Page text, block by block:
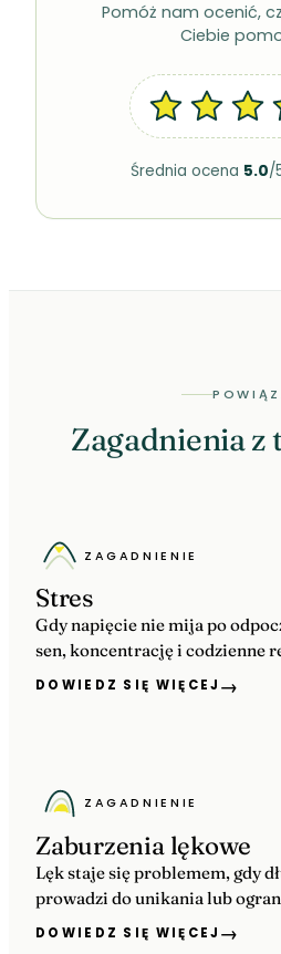
Pomóż nam ocenić,
Ciebie
Średnia ocena 5.0/
Zagadnienia z
ZAGADNIENIE
Stres
Gdy napięcie nie mija po
sen, koncentrację i codzienne
pomaga rozpoznać źródła
DOWIEDZ SIĘ WIĘCEJ →
ZAGADNIENIE
Zaburzenia lękowe
Lęk staje się problemem, gdy
prowadzi do unikania lub
Pomagamy ocenić objawy i
DOWIEDZ SIĘ WIĘCEJ →